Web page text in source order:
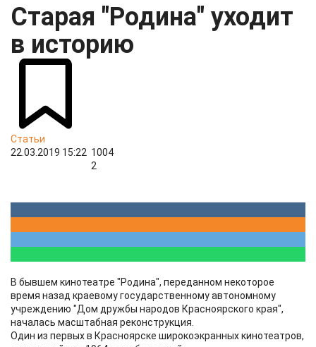
Старая "Родина" уходит
в историю
Статьи
22.03.2019 15:22 1004
2
В бывшем кинотеатре "Родина", переданном некоторое
время назад краевому государственному автономному
учреждению "Дом дружбы народов Красноярского края",
началась масштабная реконструкция.
Один из первых в Красноярске широкоэкранных кинотеатров,